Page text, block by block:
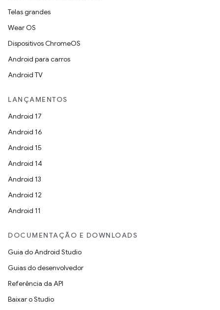
Telas grandes
Wear OS
Dispositivos ChromeOS
Android para carros
Android TV
LANÇAMENTOS
Android 17
Android 16
Android 15
Android 14
Android 13
Android 12
Android 11
DOCUMENTAÇÃO E DOWNLOADS
Guia do Android Studio
Guias do desenvolvedor
Referência da API
Baixar o Studio